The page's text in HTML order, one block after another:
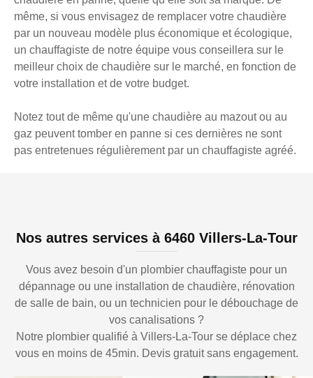
même, si vous envisagez de remplacer votre chaudière
par un nouveau modèle plus économique et écologique,
un chauffagiste de notre équipe vous conseillera sur le
meilleur choix de chaudière sur le marché, en fonction de
votre installation et de votre budget.
Notez tout de même qu'une chaudière au mazout ou au
gaz peuvent tomber en panne si ces dernières ne sont
pas entretenues régulièrement par un chauffagiste agréé.
Nos autres services à 6460 Villers-La-Tour
Vous avez besoin d'un plombier chauffagiste pour un
dépannage ou une installation de chaudière, rénovation
de salle de bain, ou un technicien pour le débouchage de
vos canalisations ?
Notre plombier qualifié à Villers-La-Tour se déplace chez
vous en moins de 45min. Devis gratuit sans engagement.